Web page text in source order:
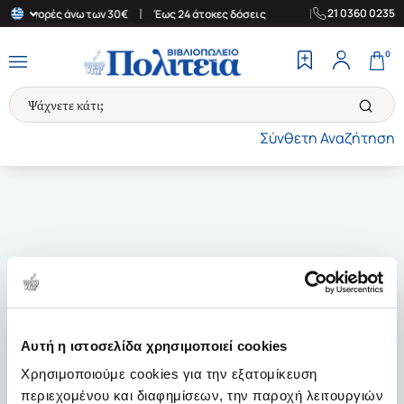
Αυτή η ιστοσελίδα χρησιμοποιεί cookies
Χρησιμοποιούμε cookies για την εξατομίκευση
περιεχομένου και διαφημίσεων, την παροχή λειτουργιών
αγορές άνω των 30€ | Έως 24 άτοκες δόσεις | Δωρεάν
21 0360 0235
Σύνθετη Αναζήτηση
0